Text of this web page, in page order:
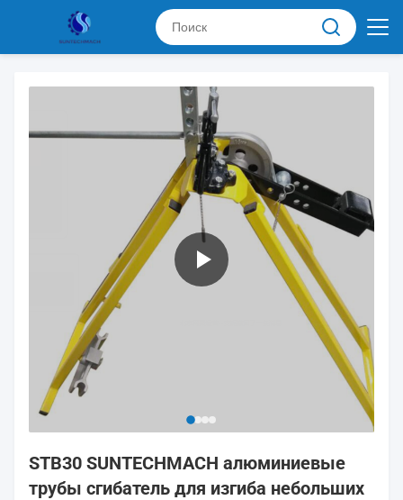
STB30 SUNTECHMACH алюминиевые
трубы сгибатель для изгиба небольших